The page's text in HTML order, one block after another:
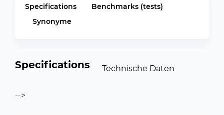
Specifications
Benchmarks (tests)
Synonyme
Specifications Technische Daten
-->